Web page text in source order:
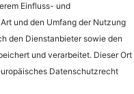
Einfluss- und
und den Umfang der Nutzung
den Dienstanbieter sowie den
und verarbeitet. Dieser Ort
Datenschutzrecht